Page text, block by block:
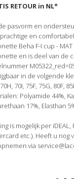
RETOUR in NL*
pasvorm en
en
Beha F-I cup -
en is deel van de
in de volgende
70I, 75F, 75G, 80F,
Polyamide 44%,
17%, Elasthan
is mogelijk per
etc.). Heeft u nog
via